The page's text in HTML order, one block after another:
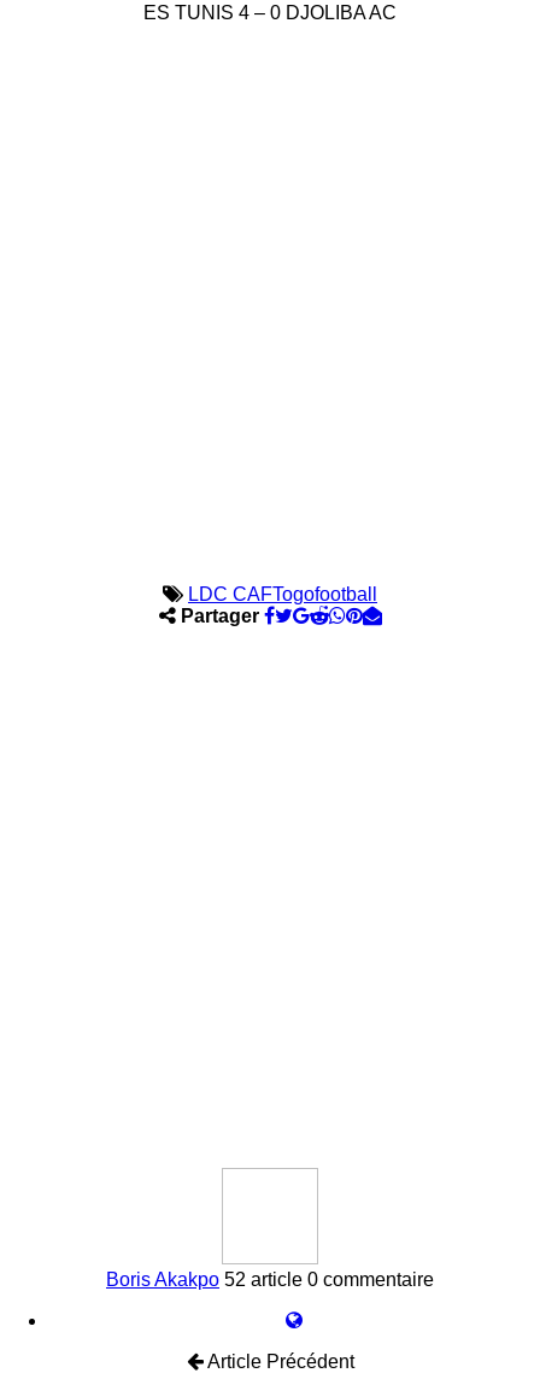
ES TUNIS 4 – 0 DJOLIBA AC
LDC CAFTogofootball
Partager
Boris Akakpo 52 article 0 commentaire
Article Précédent